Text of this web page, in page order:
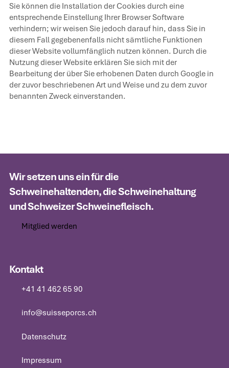
Sie können die Installation der Cookies durch eine
entsprechende Einstellung Ihrer Browser Software
verhindern; wir weisen Sie jedoch darauf hin, dass Sie in
diesem Fall gegebenenfalls nicht sämtliche Funktionen
dieser Website vollumfänglich nutzen können. Durch die
Nutzung dieser Website erklären Sie sich mit der
Bearbeitung der über Sie erhobenen Daten durch Google in
der zuvor beschriebenen Art und Weise und zu dem zuvor
benannten Zweck einverstanden.
Wir setzen uns ein für die
Schweinehaltenden, die Schweinehaltung
und Schweizer Schweinefleisch.
Mitglied werden
Kontakt
+41 41 462 65 90
info@suisseporcs.ch
Datenschutz
Impressum